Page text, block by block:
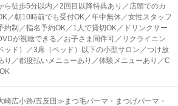
ら徒歩5分以内／2回目以降特典あり／店頭でのカ
／朝10時前でも受付OK／年中無休／女性スタッフ
約制／指名予約OK／1人で貸切OK／ドリンクサー
が視聴できる／お子さま同伴可／リクライニン
ッド）／3席（ベッド）以下の小型サロン／つけ放
り／都度払いメニューあり／体験メニューあり／C
崎広小路/五反田≫まつ毛パーマ・まつげパーマ・